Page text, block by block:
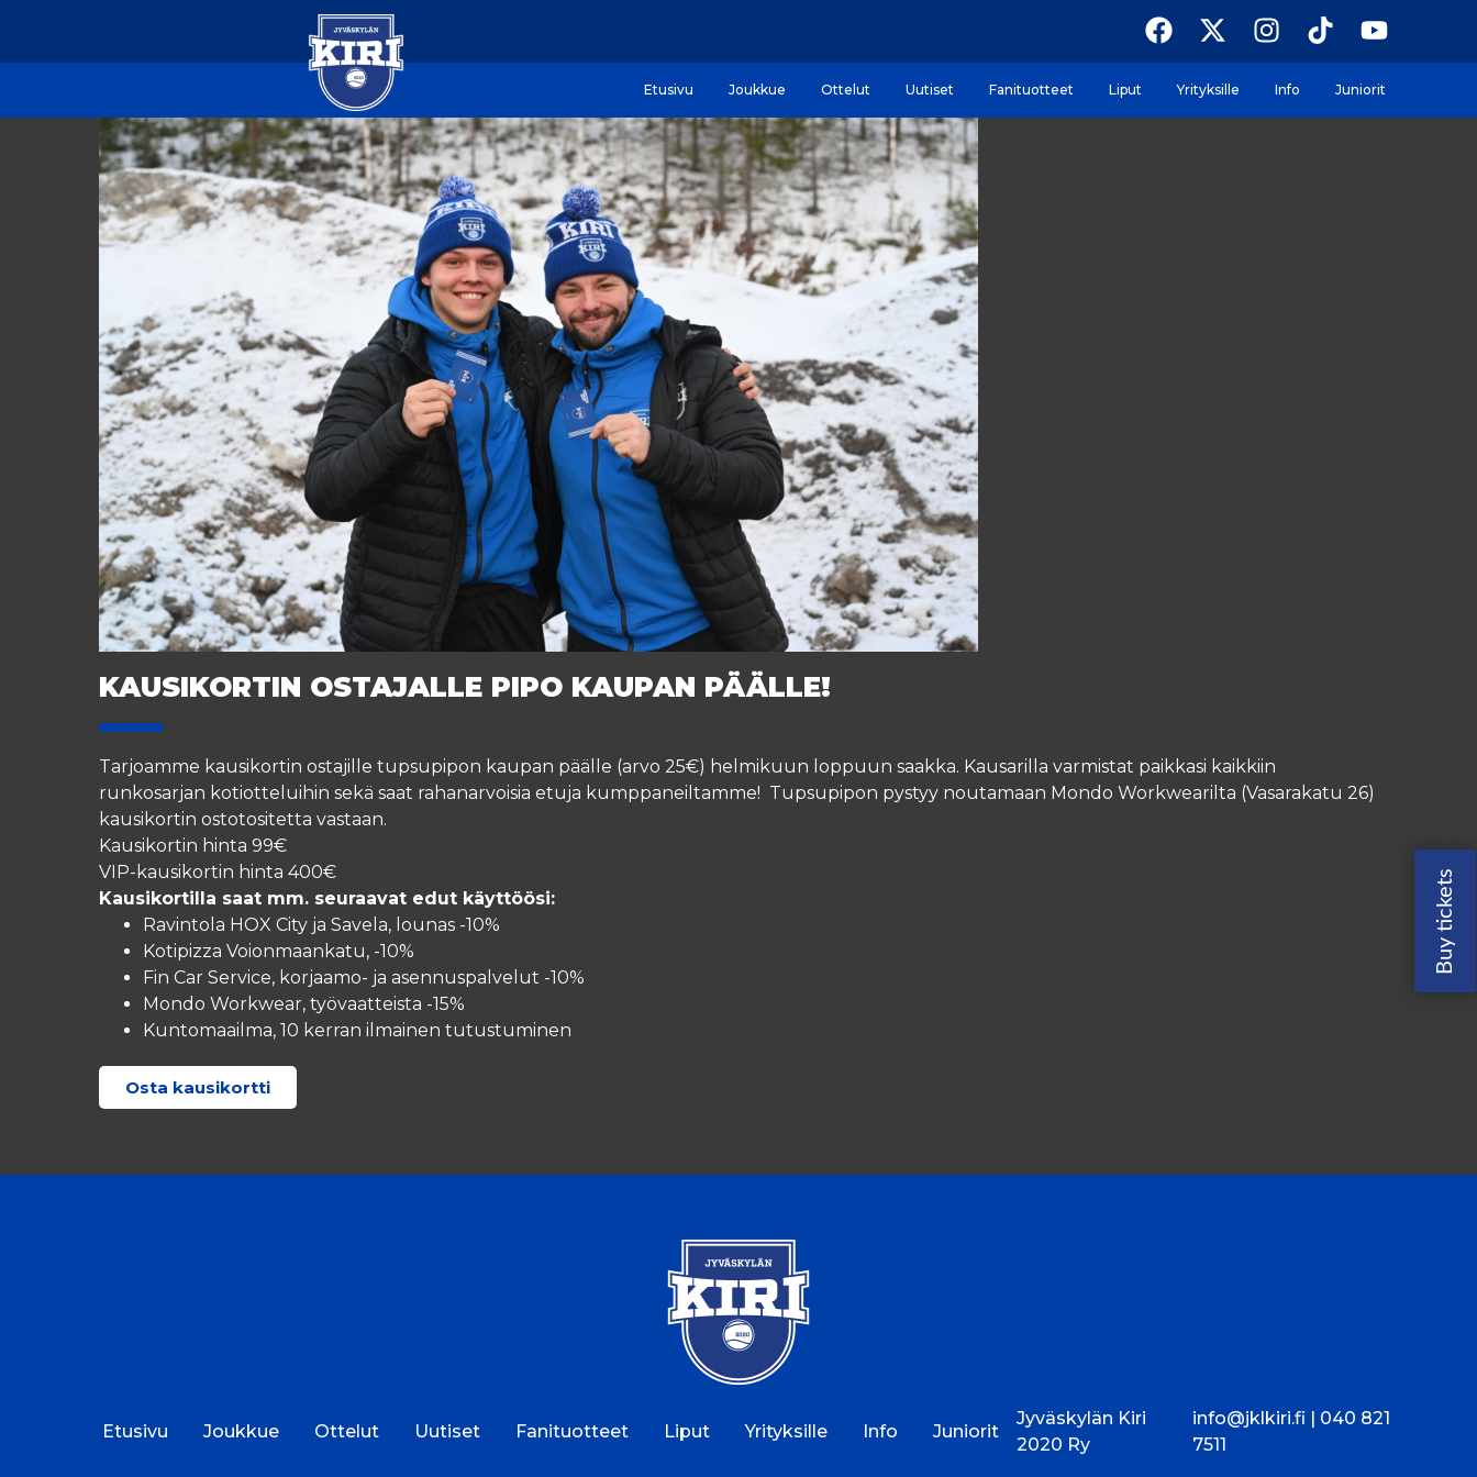
Etusivu Joukkue Ottelut Uutiset Fanituotteet Liput Yrityksille Info Juniorit
KAUSIKORTIN OSTAJALLE PIPO KAUPAN PÄÄLLE!
Tarjoamme kausikortin ostajille tupsupipon kaupan päälle (arvo 25€) helmikuun loppuun saakka. Kausarilla varmistat paikkasi kaikkiin
runkosarjan kotiotteluihin sekä saat rahanarvoisia etuja kumppaneiltamme! Tupsupipon pystyy noutamaan Mondo Workwearilta (Vasarakatu 26)
kausikortin ostotositetta vastaan.
Kausikortin hinta 99€
VIP-kausikortin hinta 400€
Kausikortilla saat mm. seuraavat edut käyttöösi:
Ravintola HOX City ja Savela, lounas -10%
Kotipizza Voionmaankatu, -10%
Fin Car Service, korjaamo- ja asennuspalvelut -10%
Mondo Workwear, työvaatteista -15%
Kuntomaailma, 10 kerran ilmainen tutustuminen
Osta kausikortti
Etusivu Joukkue Ottelut Uutiset Fanituotteet Liput Yrityksille Info Juniorit
Jyväskylän Kiri
2020 Ry
info@jklkiri.fi | 040 821
7511